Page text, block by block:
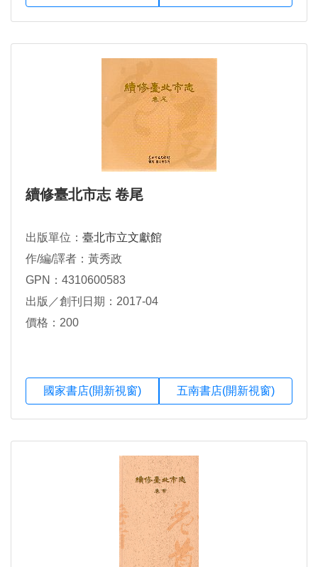
續修臺北市志 卷尾
出版單位： 臺北市立文獻館
作/編/譯者：黃秀政
GPN：4310600583
出版／創刊日期：2017-04
價格：200
國家書店(開新視窗) 五南書店(開新視窗)